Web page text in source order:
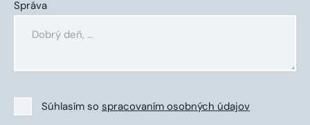
Správa
Súhlasím so spracovaním osobných údajov